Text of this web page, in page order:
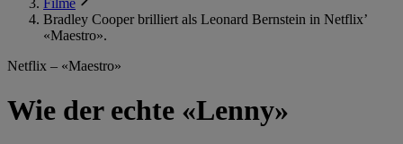
Filme
Bradley Cooper brilliert als Leonard Bernstein in Netflix’
«Maestro».
Netflix – «Maestro»
Wie der echte «Lenny»